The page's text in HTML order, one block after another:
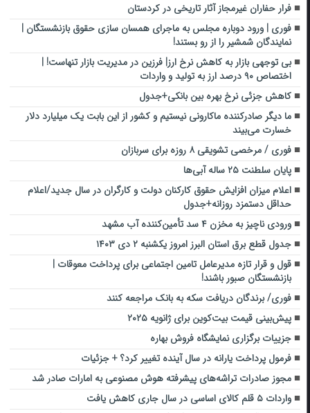
فرار حفاران غیرمجاز آثار تاریخی در کردستان
فوری | ورود دوباره مجلس به ماجرای همسان سازی حقوق بازنشستگان |
نمایندگان شمشیر را از رو بستند!
بی توجهی بازار به کاهش نرخ ارز| فرزین در مدیریت بازار تنهاست! |
اختصاص ۹۰ درصد ارز به تولید و واردات
کاهش جزئی نرخ بهره بین بانکی+جدول
ما دیگر صادرکننده ماکارونی نیستیم و کشور از این بابت یک میلیارد دلار
خسارت می‌بیند
فوری / مرخصی تشویقی ۸ روزه برای سربازان
پایان سلطنت ۲۵ ساله آبی‌ها
اعلام میزان افزایش حقوق کارکنان دولت و کارگران در سال جدید/اعلام
حداقل دستمزد روزانه+جدول
ورودی ناچیز به مخزن ۴ سد تأمین‌کننده آب مشهد
جدول قطع برق استان البرز امروز یکشنبه ۲ دی ۱۴۰۳
قول و قرار تازه مدیرعامل تامین اجتماعی برای پرداخت معوقات |
بازنشستگان صبور باشند!
فوری/ برندگان دریافت سکه به بانک مراجعه کنند
پیش‌بینی قیمت بیت‌کوین برای ژانویه ۲۰۲۵
جزییات برگزاری نمایشگاه فروش بهاره
فرمول پرداخت یارانه در سال آینده تغییر کرد؟ + جزئیات
مجوز صادرات تراشه‌های پیشرفته هوش مصنوعی به امارات صادر شد
واردات ۵ قلم کالای اساسی در سال جاری کاهش یافت